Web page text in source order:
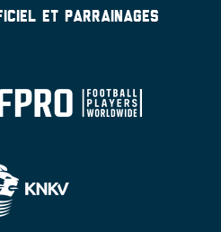
ET PARRAINAGES